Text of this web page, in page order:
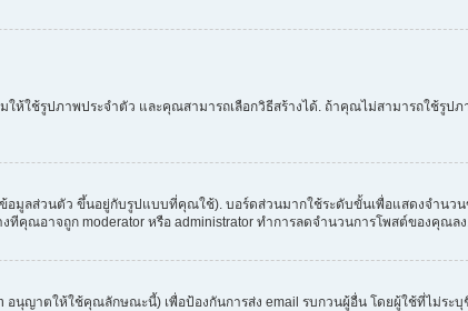
ใช้รูปภาพประจำตัว และคุณสามารถเลือกวิธีสร้างได้. ถ้าคุณไม่สามารถใช้รูป
ลส่วนตัว ขึ้นอยู่กับรูปแบบที่คุณใช้). บอร์ดส่วนมากใช้ระดับขั้นเพื่อแสดงจำนว
ทีคุณอาจถูก moderator หรือ administrator ทำการลดจำนวนการโพสต์ของคุณล
นุญาตให้ใช้คุณลักษณะนี้) เพื่อป้องกันการส่ง email รบกวนผู้อื่น โดยผู้ใช้ที่ไม่ระบุ